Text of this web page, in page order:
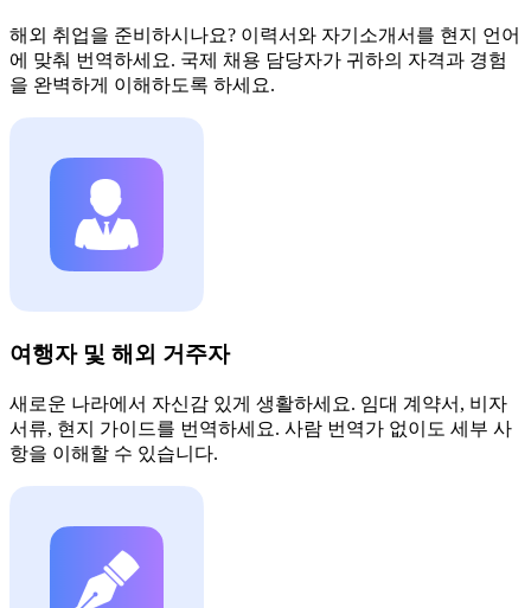
해외 취업을 준비하시나요? 이력서와 자기소개서를 현지 언어
에 맞춰 번역하세요. 국제 채용 담당자가 귀하의 자격과 경험
을 완벽하게 이해하도록 하세요.
여행자 및 해외 거주자
새로운 나라에서 자신감 있게 생활하세요. 임대 계약서, 비자
서류, 현지 가이드를 번역하세요. 사람 번역가 없이도 세부 사
항을 이해할 수 있습니다.